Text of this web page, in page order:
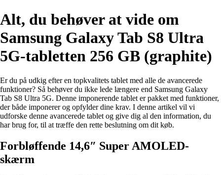
Alt, du behøver at vide om
Samsung Galaxy Tab S8 Ultra
5G-tabletten 256 GB (graphite)
Er du på udkig efter en topkvalitets tablet med alle de avancerede
funktioner? Så behøver du ikke lede længere end Samsung Galaxy
Tab S8 Ultra 5G. Denne imponerende tablet er pakket med funktioner,
der både imponerer og opfylder dine krav. I denne artikel vil vi
udforske denne avancerede tablet og give dig al den information, du
har brug for, til at træffe den rette beslutning om dit køb.
Forbløffende 14,6″ Super AMOLED-
skærm